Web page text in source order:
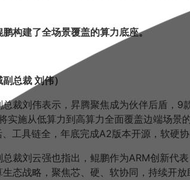
构建了全场景覆盖的算力底座。
总裁 刘伟）
裁刘伟表示，昇腾聚焦成为伙伴后盾，9
实施从低算力到高算力全面覆盖边端场景
工具链全，年底完成A2版本开源，软硬协
裁刘云强也指出，鲲鹏作为ARM创新代
态战略，聚焦芯、硬、软协同，持续开